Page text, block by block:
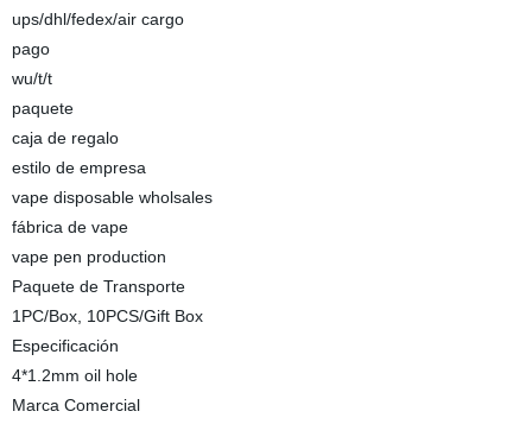
ups/dhl/fedex/air cargo
pago
wu/t/t
paquete
caja de regalo
estilo de empresa
vape disposable wholsales
fábrica de vape
vape pen production
Paquete de Transporte
1PC/Box, 10PCS/Gift Box
Especificación
4*1.2mm oil hole
Marca Comercial